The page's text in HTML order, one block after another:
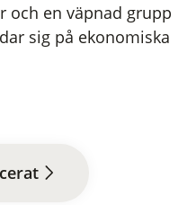
och en väpnad grupp
sig på ekonomiska